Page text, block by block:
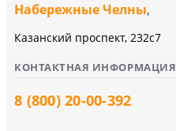
Набережные Челны,
Казанский проспект, 232c7
КОНТАКТНАЯ ИНФОРМАЦИЯ
8 (800) 20-00-392